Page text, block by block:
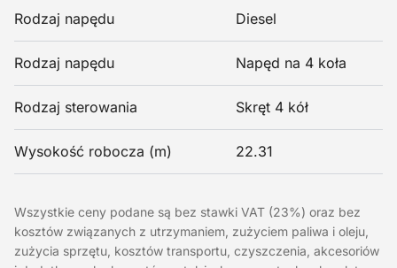
Rodzaj napędu Diesel
Rodzaj napędu Napęd na 4 koła
Rodzaj sterowania Skręt 4 kół
Wysokość robocza (m) 22.31
Wszystkie ceny podane są bez stawki VAT (23%) oraz bez
kosztów związanych z utrzymaniem, zużyciem paliwa i oleju,
zużycia sprzętu, kosztów transportu, czyszczenia, akcesoriów